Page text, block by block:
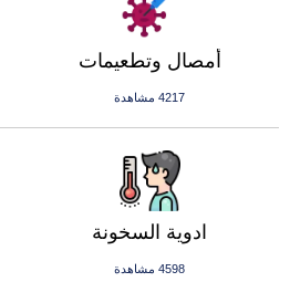
أمصال وتطعيمات
4217 مشاهدة
ادوية السخونة
4598 مشاهدة